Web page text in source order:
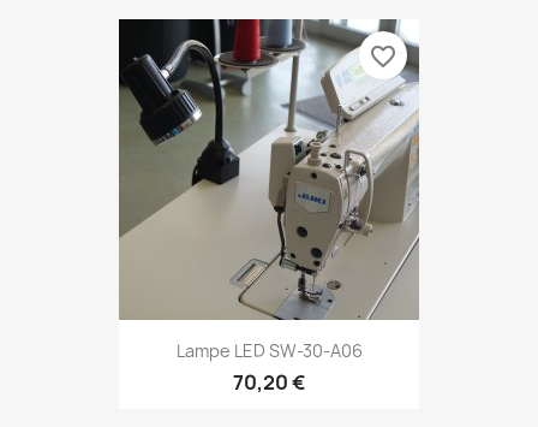
Lampe LED SW-30-A06
70,20 €
favorite_border